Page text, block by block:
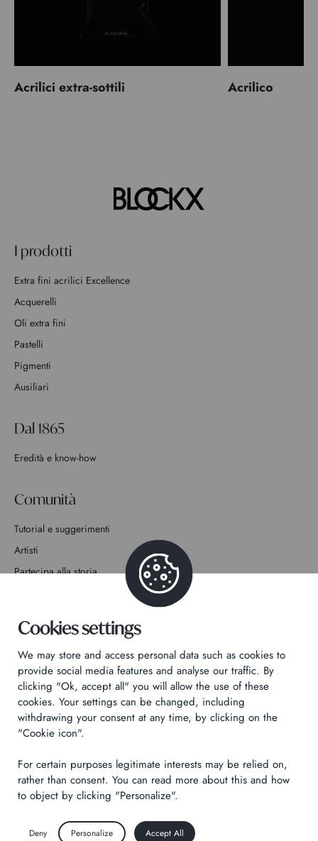
Acrilici extra-sottili Acrilico
I prodotti
Extra fini acrilici Excellence
Acquerelli
Oli extra fini
Pastelli
Pigmenti
Ausiliari
Dal 1865
Eredità e know-how
Comunità
Tutorial e suggerimenti
Artisti
Partecipa alla storia
Informativa sulla privacy
Informazioni legali
Technical & Legal informations
Made byIzhak
Cookies settings
We may store and access personal data such as cookies to
provide social media features and analyse our traffic. By
clicking "Ok, accept all" you will allow the use of these
cookies. Your settings can be changed, including
withdrawing your consent at any time, by clicking on the
"Cookie icon".
For certain purposes legitimate interests may be relied on,
rather than consent. You can read more about this and how
to object by clicking "Personalize".
Deny Personalize Accept All